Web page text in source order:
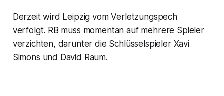
Derzeit wird Leipzig vom Verletzungspech
verfolgt. RB muss momentan auf mehrere Spieler
verzichten, darunter die Schlüsselspieler Xavi
Simons und David Raum.